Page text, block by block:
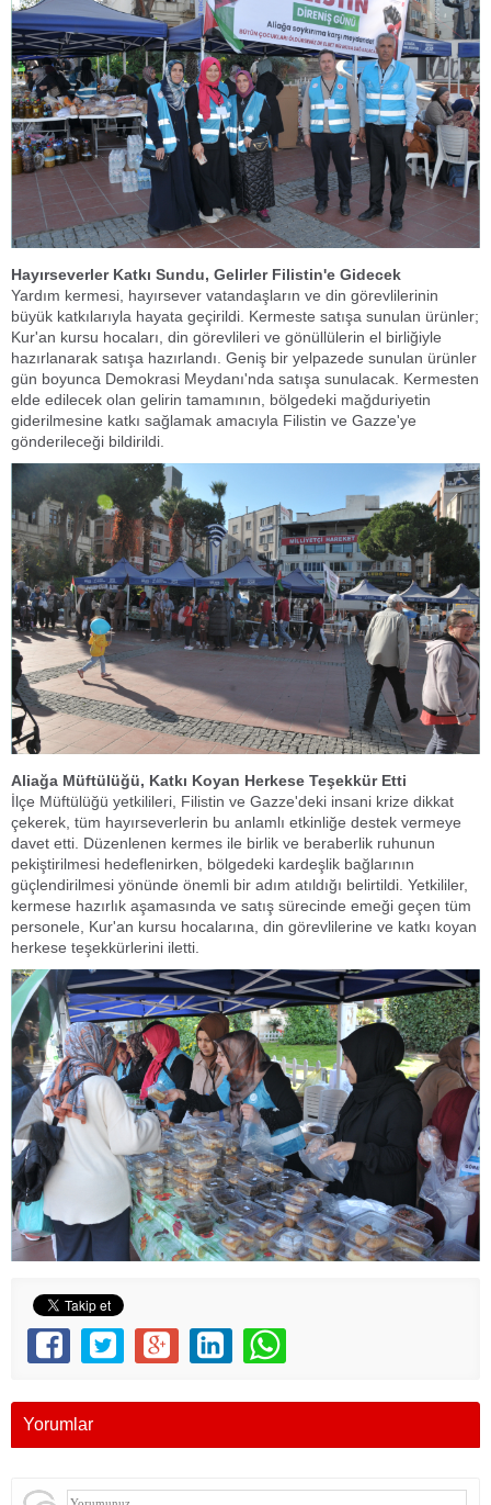
Hayırseverler Katkı Sundu, Gelirler Filistin'e Gidecek
Yardım kermesi, hayırsever vatandaşların ve din görevlilerinin
büyük katkılarıyla hayata geçirildi. Kermeste satışa sunulan ürünler;
Kur'an kursu hocaları, din görevlileri ve gönüllülerin el birliğiyle
hazırlanarak satışa hazırlandı. Geniş bir yelpazede sunulan ürünler
gün boyunca Demokrasi Meydanı'nda satışa sunulacak. Kermesten
elde edilecek olan gelirin tamamının, bölgedeki mağduriyetin
giderilmesine katkı sağlamak amacıyla Filistin ve Gazze'ye
gönderileceği bildirildi.
Aliağa Müftülüğü, Katkı Koyan Herkese Teşekkür Etti
İlçe Müftülüğü yetkilileri, Filistin ve Gazze'deki insani krize dikkat
çekerek, tüm hayırseverlerin bu anlamlı etkinliğe destek vermeye
davet etti. Düzenlenen kermes ile birlik ve beraberlik ruhunun
pekiştirilmesi hedeflenirken, bölgedeki kardeşlik bağlarının
güçlendirilmesi yönünde önemli bir adım atıldığı belirtildi. Yetkililer,
kermese hazırlık aşamasında ve satış sürecinde emeği geçen tüm
personele, Kur'an kursu hocalarına, din görevlilerine ve katkı koyan
herkese teşekkürlerini iletti.
Yorumlar